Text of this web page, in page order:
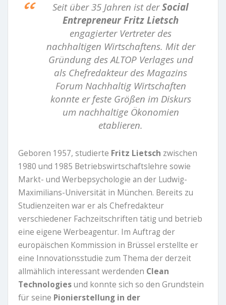
Seit über 35 Jahren ist derSocial
Entrepreneur Fritz Lietsch
engagierter Vertreter des
nachhaltigen Wirtschaftens. Mit der
Gründung des ALTOP Verlages und
als Chefredakteur des Magazins
Forum Nachhaltig Wirtschaften
konnte er feste Größen im Diskurs
um nachhaltige Ökonomien
etablieren.
Geboren 1957, studierte Fritz Lietsch zwischen
1980 und 1985 Betriebswirtschaftslehre sowie
Markt- und Werbepsychologie an der Ludwig-
Maximilians-Universität in München. Bereits zu
Studienzeiten war er als Chefredakteur
verschiedener Fachzeitschriften tätig und betrieb
eine eigene Werbeagentur. Im Auftrag der
europäischen Kommission in Brüssel erstellte er
eine Innovationsstudie zum Thema der derzeit
allmählich interessant werdenden Clean
Technologiesund konnte sich so den Grundstein
für seine Pionierstellung in der